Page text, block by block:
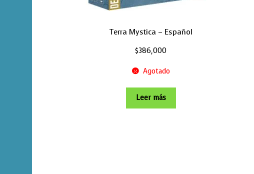
Terra Mystica – Español
$386,000
Agotado
Leer más